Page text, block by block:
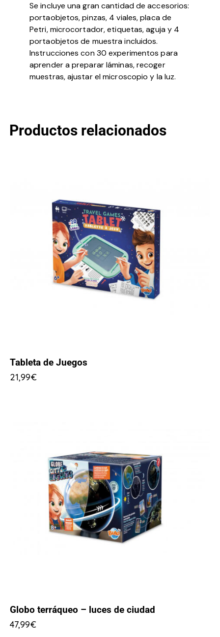
Se incluye una gran cantidad de accesorios:
portaobjetos, pinzas, 4 viales, placa de
Petri, microcortador, etiquetas, aguja y 4
portaobjetos de muestra incluidos.
Instrucciones con 30 experimentos para
aprender a preparar láminas, recoger
muestras, ajustar el microscopio y la luz.
Productos relacionados
Tableta de Juegos
21,99€
Globo terráqueo – luces de ciudad
47,99€